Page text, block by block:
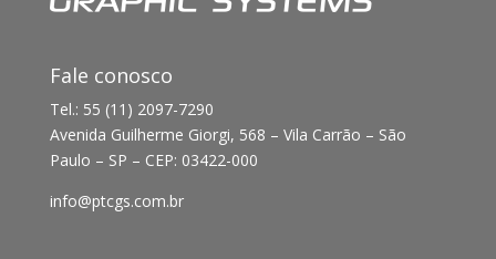
Fale conosco
Tel.: 55 (11) 2097-7290
Avenida Guilherme Giorgi, 568 – Vila Carrão – São
Paulo – SP – CEP: 03422-000
info@ptcgs.com.br